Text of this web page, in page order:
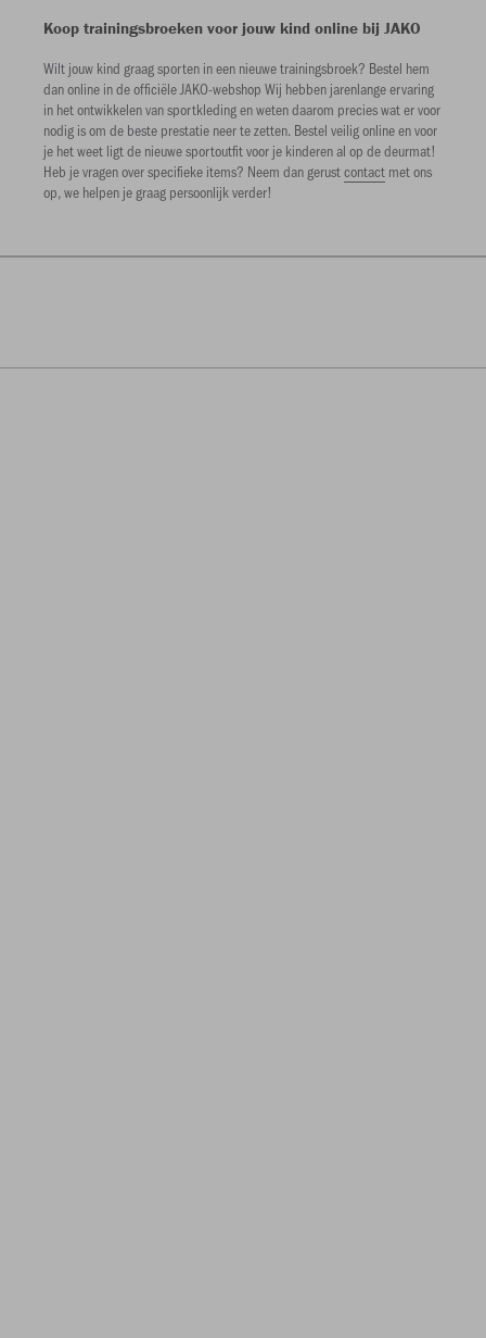
Koop trainingsbroeken voor jouw kind online bij JAKO
Wilt jouw kind graag sporten in een nieuwe trainingsbroek? Bestel hem
dan online in de officiële JAKO-webshop Wij hebben jarenlange ervaring
in het ontwikkelen van sportkleding en weten daarom precies wat er voor
nodig is om de beste prestatie neer te zetten. Bestel veilig online en voor
je het weet ligt de nieuwe sportoutfit voor je kinderen al op de deurmat!
Heb je vragen over specifieke items? Neem dan gerustcontact met ons
op, we helpen je graag persoonlijk verder!